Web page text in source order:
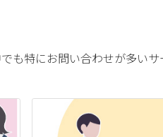
も特にお問い合わせが多い